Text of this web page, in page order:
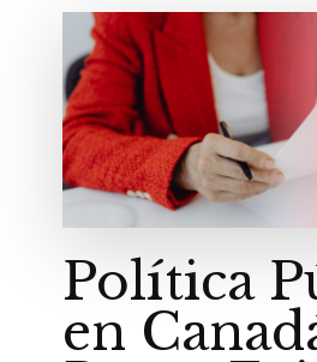
Política
en